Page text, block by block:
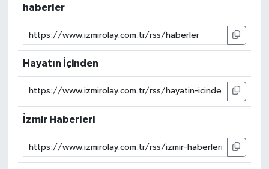
haberler
Hayatın İçinden
İzmir Haberleri